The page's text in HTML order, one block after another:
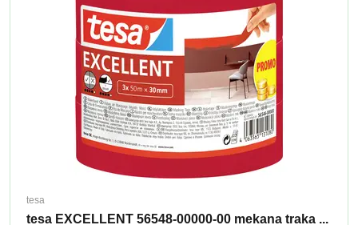
tesa
tesa EXCELLENT 56548-00000-00 mekana traka ...